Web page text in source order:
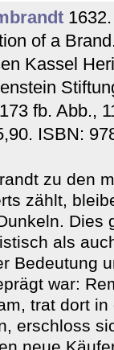
of a
Kassel
fb. Abb.,
ISBN:
zu den
zählt,
Dies
als
Bedeutung
war:
trat dort
erschloss